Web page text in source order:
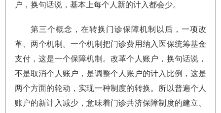
户，换句话说，基本上每个人新的计入都会少。
第三个概念，在转换门诊保障机制以后，一项改
革、两个机制。一个机制把门诊费用纳入医保统筹基金
支付，这是一个保障机制。改革个人账户，换句话说，
不是取消个人账户，是调整个人账户的计入比例，这是
两个方面的轮动，实现一种制度的转换。所以普遍个人
账户的新计入减少，意味着门诊共济保障制度的建立、